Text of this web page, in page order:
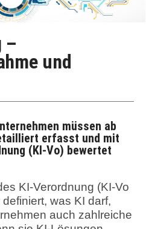
–
und
müssen ab
erfasst und mit
(KI-Vo) bewertet
KI-Verordnung (KI-Vo
was KI darf,
auch zahlreiche